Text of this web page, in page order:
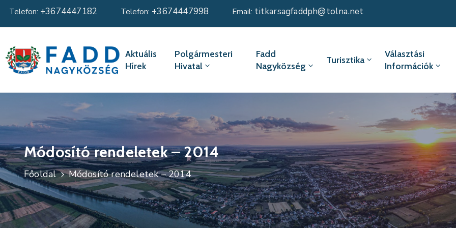
Telefon: +3674447182 Telefon: +3674447998 Email: titkarsagfaddph@tolna.net
Aktuális
Hírek
Polgármesteri
Hivatal
Fadd
Nagyközség
Turisztika
Választási
Információk
Módosító rendeletek – 2014
Főoldal Módosító rendeletek – 2014